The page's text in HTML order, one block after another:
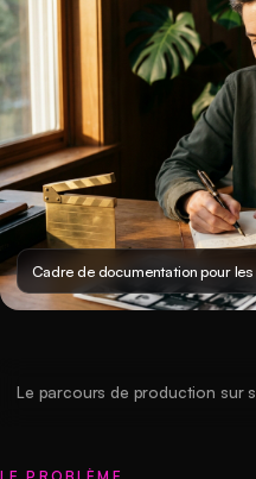
Cadre de documentation pour
Le parcours de production sur